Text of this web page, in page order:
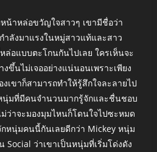
น้าหล่อขวัญใจสาวๆ เขามีชื่อว่า
ำลังมาแรงในหมู่สาวแท้และสาว
ล่อแบบตะโกนกันไปเลย ใครเห็นจะ
ขึ้นไม่เจออย่างแน่นอนเพราะเพียง
เขาก็สามารถทำให้รู้สึกใจละลายไป
นุ่มที่มีคนจำนวนมากรู้จักและชื่นชอบ
ว่าจะมองมุมไหนก็โดนใจไปซะหมด
กหนุ่มคนนี้กันเลยดีกว่า Mickey หนุ่ม
ว่าเขาเป็นหนุ่มที่เริ่มโด่งดัง